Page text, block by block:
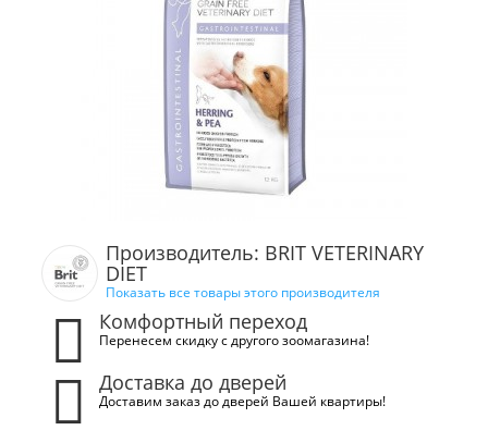
Производитель: BRIT VETERINARY
DIET
Показать все товары этого производителя
Комфортный переход
Перенесем скидку с другого зоомагазина!
Доставка до дверей
Доставим заказ до дверей Вашей квартиры!